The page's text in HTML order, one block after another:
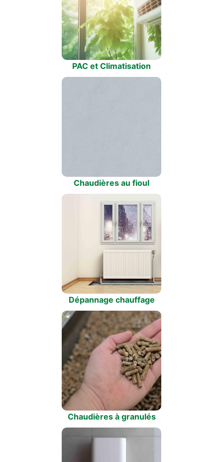
PAC et Climatisation
Chaudières au fioul
Dépannage chauffage
Chaudières à granulés